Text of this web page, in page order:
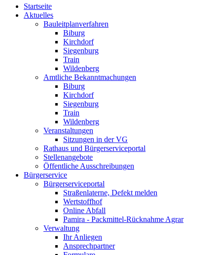
Startseite
Aktuelles
Bauleitplanverfahren
Biburg
Kirchdorf
Siegenburg
Train
Wildenberg
Amtliche Bekanntmachungen
Biburg
Kirchdorf
Siegenburg
Train
Wildenberg
Veranstaltungen
Sitzungen in der VG
Rathaus und Bürgerserviceportal
Stellenangebote
Öffentliche Ausschreibungen
Bürgerservice
Bürgerserviceportal
Straßenlaterne, Defekt melden
Wertstoffhof
Online Abfall
Pamira - Packmittel-Rücknahme Agrar
Verwaltung
Ihr Anliegen
Ansprechpartner